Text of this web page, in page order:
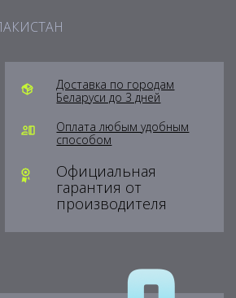
Доставка по городам
Беларуси до 3 дней
Оплата любым удобным
способом
Официальная
гарантия от
производителя